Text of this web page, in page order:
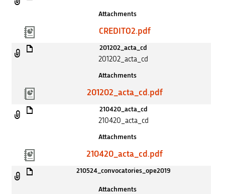
Attachments
CREDITO2.pdf
201202_acta_cd
201202_acta_cd
Attachments
201202_acta_cd.pdf
210420_acta_cd
210420_acta_cd
Attachments
210420_acta_cd.pdf
210524_convocatories_ope2019
Attachments